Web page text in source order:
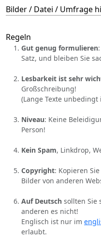
Bilder / Datei / Umfrage
Regeln
Gut genug formulieren
Satz, und bleiben Sie
Lesbarkeit ist sehr
Großschreibung!
(Lange Texte
Niveau: Keine
Person!
Kein Spam, Linkdrop,
Copyright: Kopieren
Bilder von anderen
Auf Deutsch sollten Sie
anderen es nicht!
Englisch ist nur im
erlaubt.